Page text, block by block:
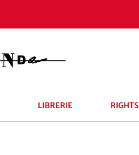
LIBRERIE RIGHTS